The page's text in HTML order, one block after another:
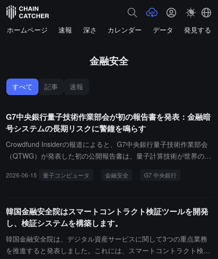
ホームページ 速報 深さ カレンダー データ 発見する
金融安全
すべて 記事 速報
G7中央銀行量子技術作業部会が初の報告書を発表：金融暗
号システムの長期リスクに警鐘を鳴らす
Crowdfund Insiderの報道によると、G7中央銀行量子技術作業部会
（QTWG）が発表した初の公開報告書は、量子計算技術が世界の金
とネットワークセキュリティの分野で構造的な課題をもたらすこと
制度、欧州中央銀行、イギリス中央銀行、日本銀行、ドイツ、イタ
リアなどの主要中央銀行機関が含まれています。報告書は、現在は
暗号解読能力を持つ量子コンピュータは存在しないものの、業界で
は今後10年以内にその可能性が高まると広く考えられており、これ
2026-06-15 量子コンピュータ 金融安全 G7 中央銀行
韓国金融安全院はスマートコントラクト検証ツールを開発
し、検証システムを構築します。
韓国金融安全院は、デジタル資産サービスに関して3つの重点業務
を推進すると発表しました。これには、スマートコントラクト検証